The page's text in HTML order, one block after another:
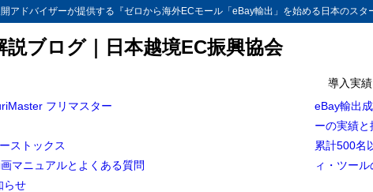
アドバイザーが提供する『ゼロから海外ECモール「eBay輸出」を始める日本のス
ブログ｜日本越境EC振興協会
フリマスター
ストックス
マニュアルとよくある質問
らせ
導入実績
eBay輸出
ーの実績と
累計500名
ィ・ツール
次
【越境EC/eBay輸出】外注化に必須！チームアクセス(Team Access)/旧
クセス(MUAA:Muilt User Account Access)の機能の紹介と登録手順［完全
1.1
チームアクセス(Team Access)/旧マルチユーザー・アカウントアクセス（